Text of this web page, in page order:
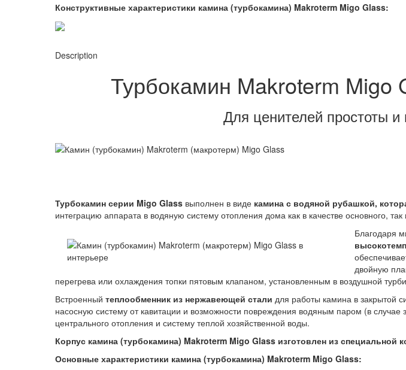
Конструктивные характеристики камина (турбокамина) Makroterm Migo Glass:
Description
Турбокамин Makroterm Migo
Для ценителей простоты
Турбокамин серии Migo Glass выполнен в виде камина с водяной рубашкой,
интеграцию аппарата в водяную систему отопления дома как в качестве основного, так
Благодаря
двойную
перегрева или охлаждения топки пятовым клапаном, установленным в воздушной
Встроенный теплообменник из нержавеющей стали для работы камина в закрытой
насосную систему от кавитации и возможности повреждения водяным паром (в
центрального отопления и систему теплой хозяйственной воды.
Корпус камина (турбокамина) Makroterm Migo Glass изготовлен из специальной
Основные характеристики камина (турбокамина) Makroterm Migo Glass: